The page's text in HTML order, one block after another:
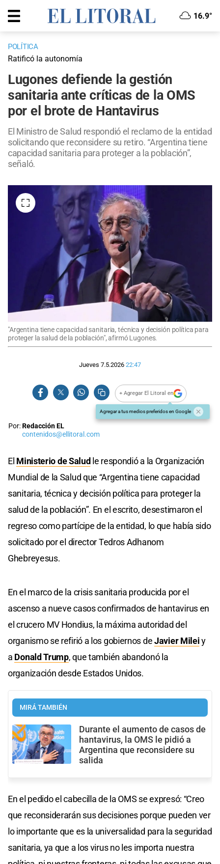
16.9°
POLÍTICA
Ratificó la autonomía
Lugones defiende la gestión
sanitaria ante críticas de la OMS
por el brote de Hantavirus
El Ministro de Salud respondió el reclamo de la entidad
solicitando que reconsidere su retiro. “Argentina tiene
capacidad sanitaria para proteger a la población”,
señaló.
"Argentina tiene capacidad sanitaria, técnica y decisión política para
proteger la salud de la población", afirmó Lugones.
Jueves 7.5.2026 22:47
+ Agregar El Litoral en
Agregar a tus medios preferidos en Google
Por:Redacción EL
contenidos@ellitoral.com
El Ministerio de Saludle respondió a la Organización
Mundial de la Salud que “Argentina tiene capacidad
sanitaria, técnica y decisión política para proteger la
salud de la población”. En el escrito, desestimaron el
regreso como partícipe de la entidad, lo que había sido
solicitado por el director Tedros Adhanom
Ghebreyesus.
En el marco de la crisis sanitaria producida por el
ascenso a nueve casos confirmados de hantavirus en
el crucero MV Hondius, la máxima autoridad del
organismo se refirió a los gobiernos deJavier Mileiy
a Donald Trump, que también abandonó la
organización desde Estados Unidos.
MIRÁ TAMBIÉN
Durante el aumento de casos de
hantavirus, la OMS le pidió a
Argentina que reconsidere su
salida
En el pedido el cabecilla de la OMS se expresó: “Creo
que reconsiderarán sus decisiones porque pueden ver
lo importante que es la universalidad para la seguridad
sanitaria, ya que a los virus no les importa nuestra